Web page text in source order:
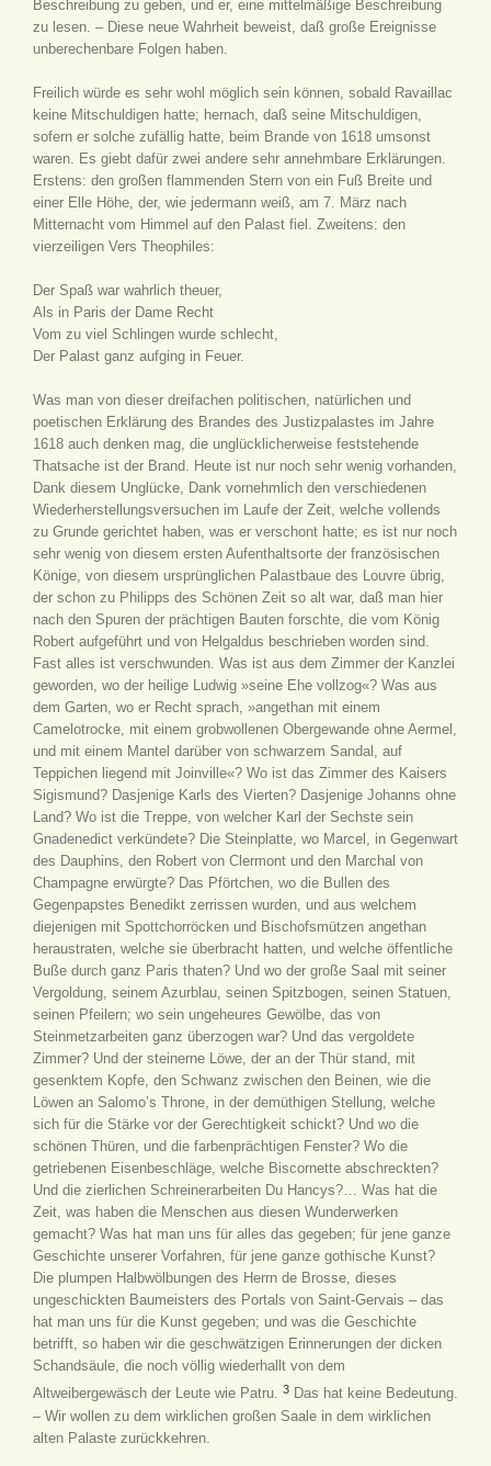
Beschreibung zu geben, und er, eine mittelmäßige Beschreibung
zu lesen. – Diese neue Wahrheit beweist, daß große Ereignisse
unberechenbare Folgen haben.
Freilich würde es sehr wohl möglich sein können, sobald Ravaillac
keine Mitschuldigen hatte; hernach, daß seine Mitschuldigen,
sofern er solche zufällig hatte, beim Brande von 1618 umsonst
waren. Es giebt dafür zwei andere sehr annehmbare Erklärungen.
Erstens: den großen flammenden Stern von ein Fuß Breite und
einer Elle Höhe, der, wie jedermann weiß, am 7. März nach
Mitternacht vom Himmel auf den Palast fiel. Zweitens: den
vierzeiligen Vers Theophiles:
Der Spaß war wahrlich theuer,
Als in Paris der Dame Recht
Vom zu viel Schlingen wurde schlecht,
Der Palast ganz aufging in Feuer.
Was man von dieser dreifachen politischen, natürlichen und
poetischen Erklärung des Brandes des Justizpalastes im Jahre
1618 auch denken mag, die unglücklicherweise feststehende
Thatsache ist der Brand. Heute ist nur noch sehr wenig vorhanden,
Dank diesem Unglücke, Dank vornehmlich den verschiedenen
Wiederherstellungsversuchen im Laufe der Zeit, welche vollends
zu Grunde gerichtet haben, was er verschont hatte; es ist nur noch
sehr wenig von diesem ersten Aufenthaltsorte der französischen
Könige, von diesem ursprünglichen Palastbaue des Louvre übrig,
der schon zu Philipps des Schönen Zeit so alt war, daß man hier
nach den Spuren der prächtigen Bauten forschte, die vom König
Robert aufgeführt und von Helgaldus beschrieben worden sind.
Fast alles ist verschwunden. Was ist aus dem Zimmer der Kanzlei
geworden, wo der heilige Ludwig »seine Ehe vollzog«? Was aus
dem Garten, wo er Recht sprach, »angethan mit einem
Camelotrocke, mit einem grobwollenen Obergewande ohne Aermel,
und mit einem Mantel darüber von schwarzem Sandal, auf
Teppichen liegend mit Joinville«? Wo ist das Zimmer des Kaisers
Sigismund? Dasjenige Karls des Vierten? Dasjenige Johanns ohne
Land? Wo ist die Treppe, von welcher Karl der Sechste sein
Gnadenedict verkündete? Die Steinplatte, wo Marcel, in Gegenwart
des Dauphins, den Robert von Clermont und den Marchal von
Champagne erwürgte? Das Pförtchen, wo die Bullen des
Gegenpapstes Benedikt zerrissen wurden, und aus welchem
diejenigen mit Spottchorröcken und Bischofsmützen angethan
heraustraten, welche sie überbracht hatten, und welche öffentliche
Buße durch ganz Paris thaten? Und wo der große Saal mit seiner
Vergoldung, seinem Azurblau, seinen Spitzbogen, seinen Statuen,
seinen Pfeilern; wo sein ungeheures Gewölbe, das von
Steinmetzarbeiten ganz überzogen war? Und das vergoldete
Zimmer? Und der steinerne Löwe, der an der Thür stand, mit
gesenktem Kopfe, den Schwanz zwischen den Beinen, wie die
Löwen an Salomo’s Throne, in der demüthigen Stellung, welche
sich für die Stärke vor der Gerechtigkeit schickt? Und wo die
schönen Thüren, und die farbenprächtigen Fenster? Wo die
getriebenen Eisenbeschläge, welche Biscornette abschreckten?
Und die zierlichen Schreinerarbeiten Du Hancys?… Was hat die
Zeit, was haben die Menschen aus diesen Wunderwerken
gemacht? Was hat man uns für alles das gegeben; für jene ganze
Geschichte unserer Vorfahren, für jene ganze gothische Kunst?
Die plumpen Halbwölbungen des Herrn de Brosse, dieses
ungeschickten Baumeisters des Portals von Saint-Gervais – das
hat man uns für die Kunst gegeben; und was die Geschichte
betrifft, so haben wir die geschwätzigen Erinnerungen der dicken
Schandsäule, die noch völlig wiederhallt von dem
Altweibergewäsch der Leute wie Patru. 3 Das hat keine Bedeutung.
– Wir wollen zu dem wirklichen großen Saale in dem wirklichen
alten Palaste zurückkehren.